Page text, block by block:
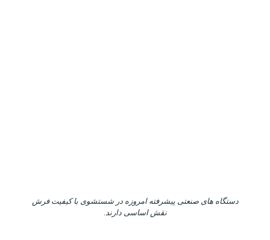
دستگاه های صنعتی پیشرفته امروزه در شستشوی با کیفیت فرش
نقش اساسی دارند.